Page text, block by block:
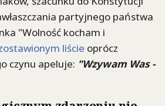
partyjnego państwa
"Wolność kocham i
liście oprócz
czynu apeluje: "Wzywam Was -